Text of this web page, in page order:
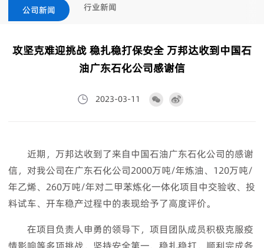
公司新闻 行业新闻
攻坚克难迎挑战 稳扎稳打保安全 万邦达收到中国石
油广东石化公司感谢信
2023-03-11
近期，万邦达收到了来自中国石油广东石化公司的感谢
信，对我公司在广东石化公司2000万吨/年炼油、120万吨/
年乙烯、260万吨/年对二甲苯炼化一体化项目中交验收、投
料试车、开车稳产过程中的表现给予了高度评价。
在项目负责人申勇的领导下，项目团队成员积极克服疫